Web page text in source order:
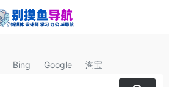
Bing Google 淘宝